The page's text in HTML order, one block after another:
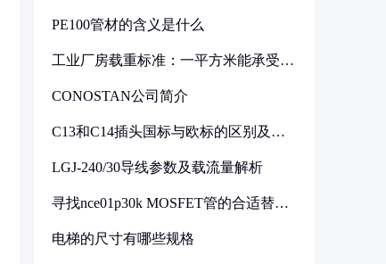
PE100管材的含义是什么
工业厂房载重标准：一平方米能承受多
CONOSTAN公司简介
C13和C14插头国标与欧标的区别及其
LGJ-240/30导线参数及载流量解析
寻找nce01p30k MOSFET管的合适替代
电梯的尺寸有哪些规格